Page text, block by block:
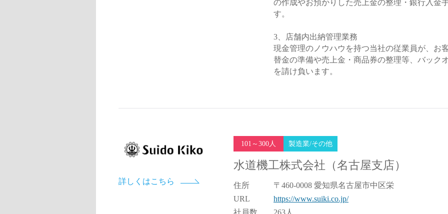
の作成やお預かりした売上金の整理・銀行入金
す。
3、店舗内出納管理業務
現金管理のノウハウを持つ当社の従業員が、お
替金の準備や売上金・商品券の整理等、バック
を請け負います。
詳しくはこちら
101～300人 製造業/その他
水道機工株式会社（名古屋支店）
住所
〒460-0008 愛知県名古屋市中区栄
URL
https://www.suiki.co.jp/
社員数
263人